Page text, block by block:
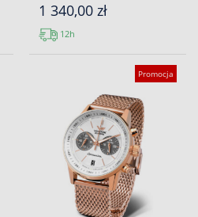
1 340,00 zł
12h
Promocja